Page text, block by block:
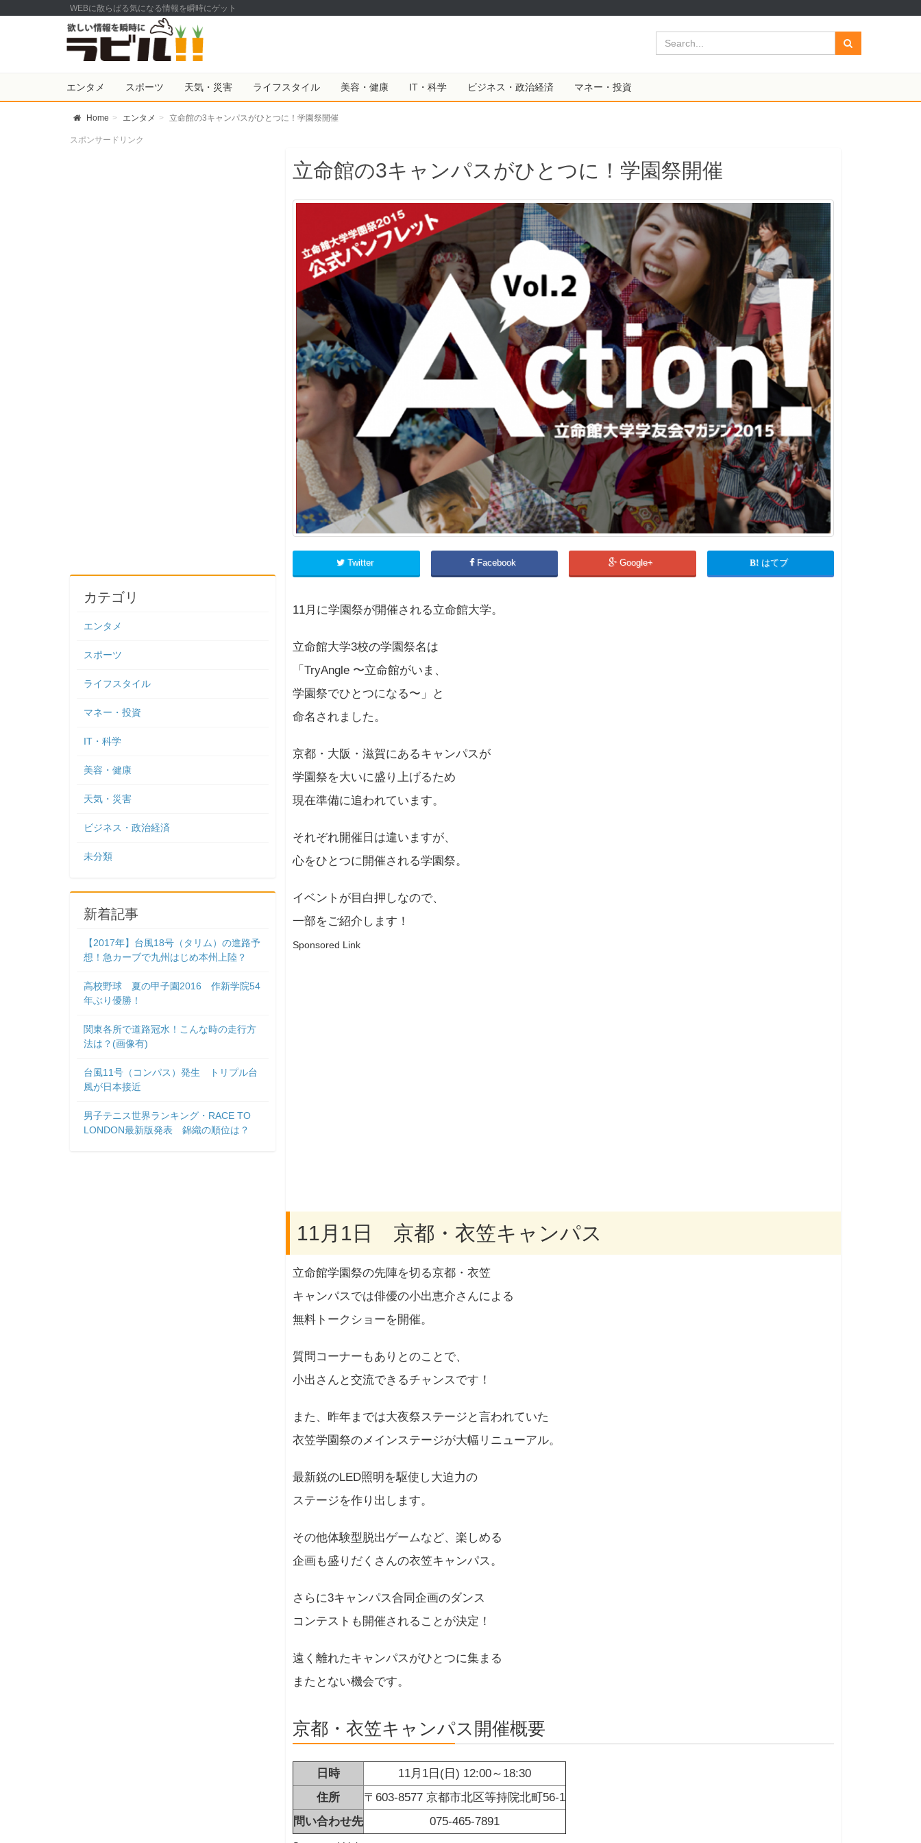
WEBに散らばる気になる情報を瞬時にゲット
エンタメ スポーツ 天気・災害 ライフスタイル 美容・健康 IT・科学 ビジネス・政治経済 マネー・投資
Home エンタメ 立命館の3キャンパスがひとつに！学園祭開催
立命館の3キャンパスがひとつに！学園祭開催
Twitter Facebook Google+ はてブ
11月に学園祭が開催される立命館大学。
立命館大学3校の学園祭名は
「TryAngle 〜立命館がいま、
学園祭でひとつになる〜」と
命名されました。
京都・大阪・滋賀にあるキャンパスが
学園祭を大いに盛り上げるため
現在準備に追われています。
それぞれ開催日は違いますが、
心をひとつに開催される学園祭。
イベントが目白押しなので、
一部をご紹介します！
Sponsored Link
11月1日 京都・衣笠キャンパス
立命館学園祭の先陣を切る京都・衣笠
キャンパスでは俳優の小出恵介さんによる
無料トークショーを開催。
質問コーナーもありとのことで、
小出さんと交流できるチャンスです！
また、昨年までは大夜祭ステージと言われていた
衣笠学園祭のメインステージが大幅リニューアル。
最新鋭のLED照明を駆使し大迫力の
ステージを作り出します。
その他体験型脱出ゲームなど、楽しめる
企画も盛りだくさんの衣笠キャンパス。
さらに3キャンパス合同企画のダンス
コンテストも開催されることが決定！
遠く離れたキャンパスがひとつに集まる
またとない機会です。
京都・衣笠キャンパス開催概要
日時
11月1日(日) 12:00～18:30
住所
〒603-8577 京都市北区等持院北町56-1
問い合わせ先
075-465-7891
スポンサードリンク
カテゴリ
エンタメ
スポーツ
ライフスタイル
マネー・投資
IT・科学
美容・健康
天気・災害
ビジネス・政治経済
未分類
新着記事
【2017年】台風18号（タリム）の進路予
想！急カーブで九州はじめ本州上陸？
高校野球 夏の甲子園2016 作新学院54
年ぶり優勝！
関東各所で道路冠水！こんな時の走行方
法は？(画像有)
台風11号（コンパス）発生 トリプル台
風が日本接近
男子テニス世界ランキング・RACE TO
LONDON最新版発表 錦織の順位は？